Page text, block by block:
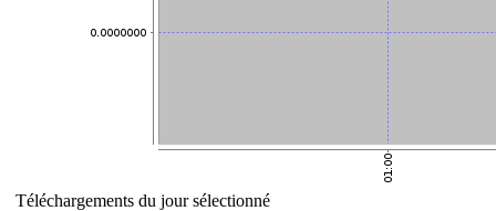
Téléchargements du jour sélectionné